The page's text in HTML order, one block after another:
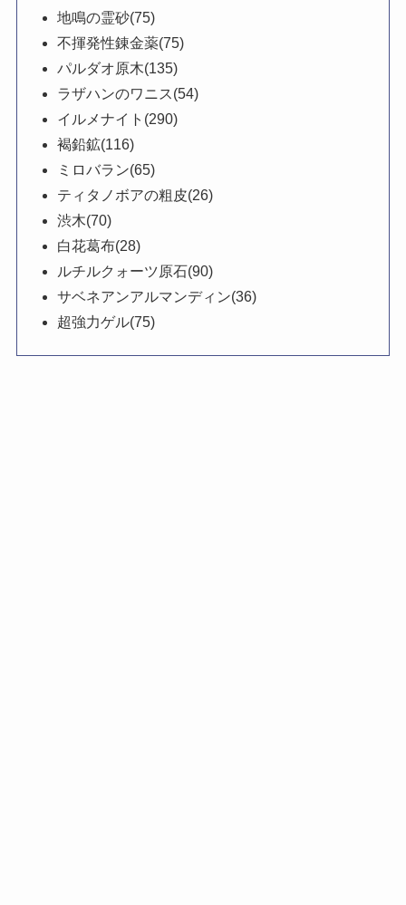
地鳴の霊砂(75)
不揮発性錬金薬(75)
パルダオ原木(135)
ラザハンのワニス(54)
イルメナイト(290)
褐鉛鉱(116)
ミロバラン(65)
ティタノボアの粗皮(26)
渋木(70)
白花葛布(28)
ルチルクォーツ原石(90)
サベネアンアルマンディン(36)
超強力ゲル(75)